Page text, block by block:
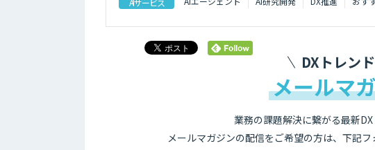
DXトレン
メールマ
業務の課題解決に繋がる最新DX
メールマガジンの配信をご希望の方は、下記